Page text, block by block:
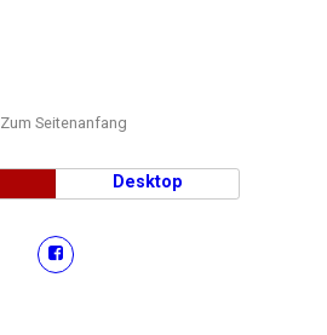
Zum Seitenanfang
Desktop